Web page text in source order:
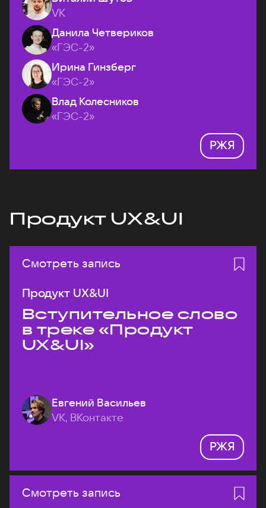
VK
Данила Четвериков
«ГЭС-2»
Ирина Гинзберг
«ГЭС-2»
Влад Колесников
«ГЭС-2»
РЖЯ
Продукт UX&UI
Смотреть запись
Продукт UX&UI
Вступительное слово
в треке «Продукт
UX&UI»
Евгений Васильев
VK, ВКонтакте
РЖЯ
Смотреть запись